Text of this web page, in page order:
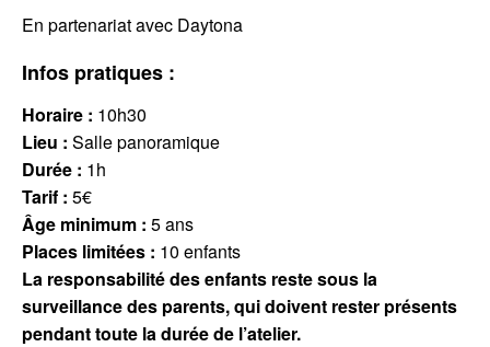
En partenariat avec Daytona
Infos pratiques :
Horaire : 10h30
Lieu : Salle panoramique
Durée : 1h
Tarif : 5€
Âge minimum : 5 ans
Places limitées : 10 enfants
La responsabilité des enfants reste sous la
surveillance des parents, qui doivent rester présents
pendant toute la durée de l’atelier.